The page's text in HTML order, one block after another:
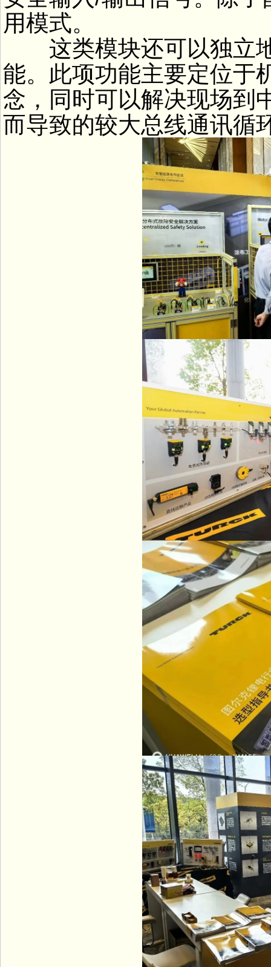
用模式。
这类模块还可以独立
能。此项功能主要定位于
念，同时可以解决现场到
而导致的较大总线通讯循